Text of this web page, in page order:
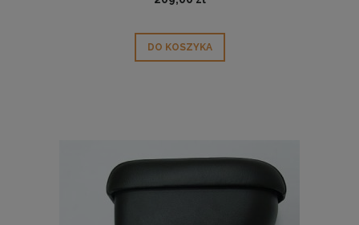
DO KOSZYKA